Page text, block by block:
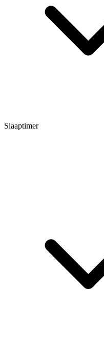
Slaaptimer